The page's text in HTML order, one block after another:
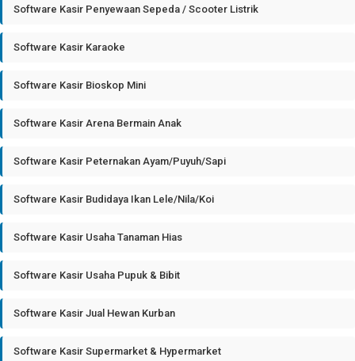
Software Kasir Penyewaan Sepeda / Scooter Listrik
Software Kasir Karaoke
Software Kasir Bioskop Mini
Software Kasir Arena Bermain Anak
Software Kasir Peternakan Ayam/Puyuh/Sapi
Software Kasir Budidaya Ikan Lele/Nila/Koi
Software Kasir Usaha Tanaman Hias
Software Kasir Usaha Pupuk & Bibit
Software Kasir Jual Hewan Kurban
Software Kasir Supermarket & Hypermarket